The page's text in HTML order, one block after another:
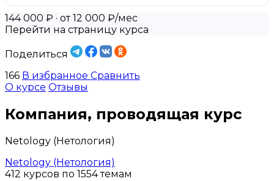
144 000 ₽ · от 12 000 ₽/мес
Перейти на страницу курса
Поделиться
166 В избранное Сравнить
О курсе Отзывы
Компания, проводящая курс
Netology (Нетология)
Netology (Нетология)
412 курсов по 1554 темам